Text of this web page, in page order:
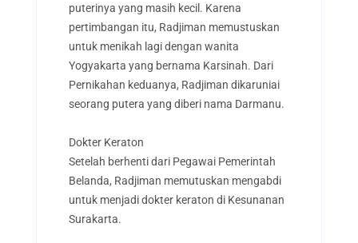
puterinya yang masih kecil. Karena
pertimbangan itu, Radjiman memustuskan
untuk menikah lagi dengan wanita
Yogyakarta yang bernama Karsinah. Dari
Pernikahan keduanya, Radjiman dikaruniai
seorang putera yang diberi nama Darmanu.
Dokter Keraton
Setelah berhenti dari Pegawai Pemerintah
Belanda, Radjiman memutuskan mengabdi
untuk menjadi dokter keraton di Kesunanan
Surakarta.